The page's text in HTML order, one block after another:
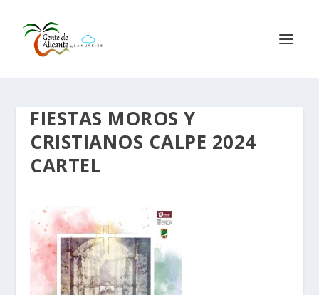
FIESTAS MOROS Y
CRISTIANOS CALPE 2024
CARTEL